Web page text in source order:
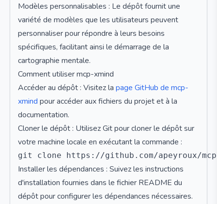
Modèles personnalisables : Le dépôt fournit une
variété de modèles que les utilisateurs peuvent
personnaliser pour répondre à leurs besoins
spécifiques, facilitant ainsi le démarrage de la
cartographie mentale.
Comment utiliser mcp-xmind
Accéder au dépôt : Visitez la page GitHub de mcp-
xmind pour accéder aux fichiers du projet et à la
documentation.
Cloner le dépôt : Utilisez Git pour cloner le dépôt sur
votre machine locale en exécutant la commande :
Installer les dépendances : Suivez les instructions
d'installation fournies dans le fichier README du
dépôt pour configurer les dépendances nécessaires.